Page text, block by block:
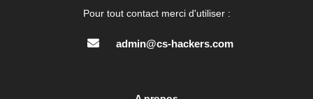
Pour tout contact merci d'utiliser :
admin@cs-hackers.com